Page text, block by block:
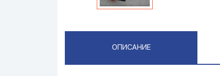
ОПИСАНИЕ